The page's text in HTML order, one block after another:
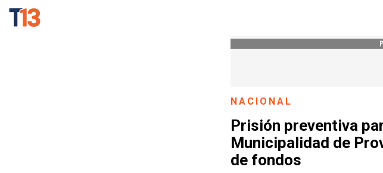
NACIONAL
Prisión preventiva
Municipalidad de
de fondos